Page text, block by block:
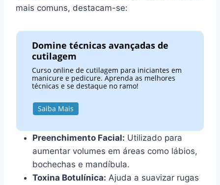
mais comuns, destacam-se:
Domine técnicas avançadas de
cutilagem
Curso online de cutilagem para iniciantes em
manicure e pedicure. Aprenda as melhores
técnicas e se destaque no ramo!
Saiba Mais
Preenchimento Facial: Utilizado para
aumentar volumes em áreas como lábios,
bochechas e mandíbula.
Toxina Botulínica: Ajuda a suavizar rugas